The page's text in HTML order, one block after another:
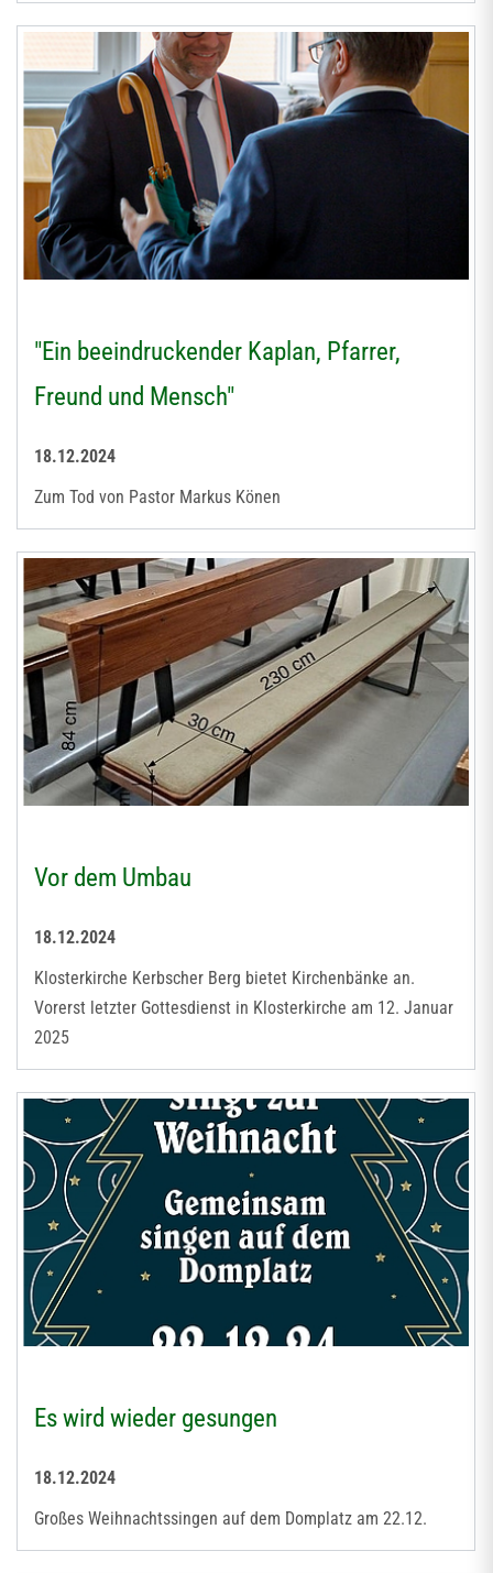
"Ein beeindruckender Kaplan, Pfarrer,
Freund und Mensch"
18.12.2024
Zum Tod von Pastor Markus Könen
Vor dem Umbau
18.12.2024
Klosterkirche Kerbscher Berg bietet Kirchenbänke an.
Vorerst letzter Gottesdienst in Klosterkirche am 12. Januar
2025
Es wird wieder gesungen
18.12.2024
Großes Weihnachtssingen auf dem Domplatz am 22.12.